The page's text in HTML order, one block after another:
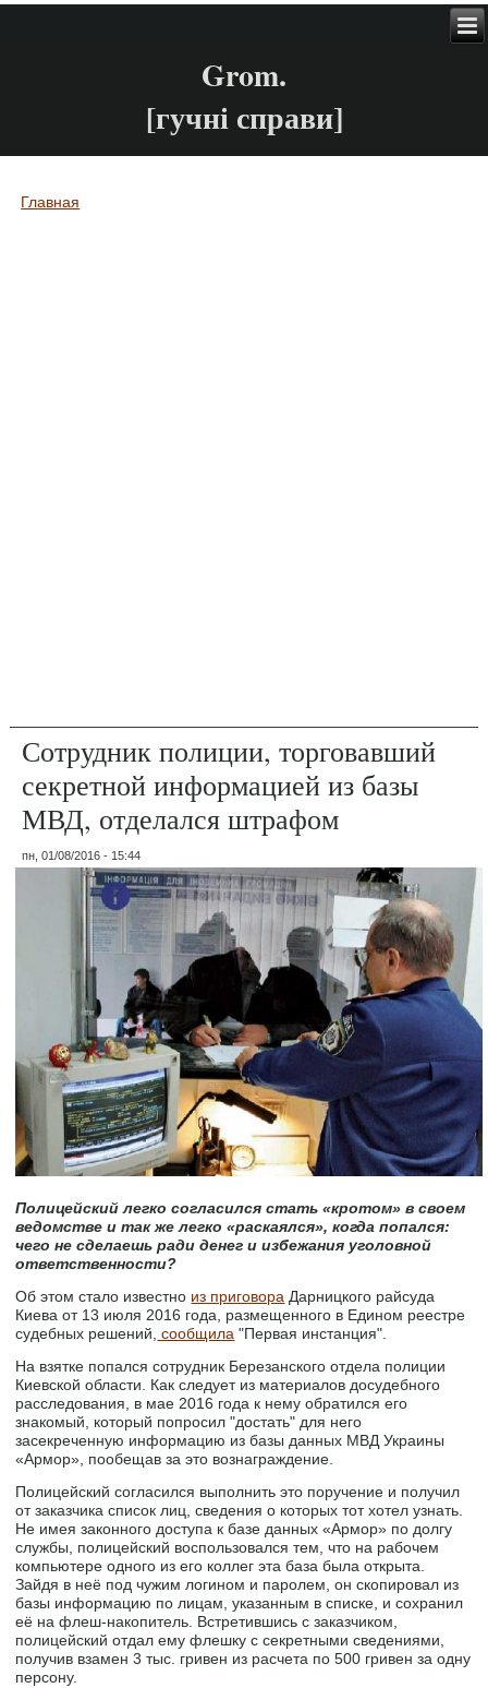
Grom.
[гучні справи]
Вы здесь
Главная
Сотрудник полиции, торговавший
секретной информацией из базы
МВД, отделался штрафом
пн, 01/08/2016 - 15:44
Полицейский легко согласился стать «кротом» в своем
ведомстве и так же легко «раскаялся», когда попался:
чего не сделаешь ради денег и избежания уголовной
ответственности?
Об этом стало известно из приговора Дарницкого райсуда
Киева от 13 июля 2016 года, размещенного в Едином реестре
судебных решений, сообщила "Первая инстанция".
На взятке попался сотрудник Березанского отдела полиции
Киевской области. Как следует из материалов досудебного
расследования, в мае 2016 года к нему обратился его
знакомый, который попросил "достать" для него
засекреченную информацию из базы данных МВД Украины
«Армор», пообещав за это вознаграждение.
Полицейский согласился выполнить это поручение и получил
от заказчика список лиц, сведения о которых тот хотел узнать.
Не имея законного доступа к базе данных «Армор» по долгу
службы, полицейский воспользовался тем, что на рабочем
компьютере одного из его коллег эта база была открыта.
Зайдя в неё под чужим логином и паролем, он скопировал из
базы информацию по лицам, указанным в списке, и сохранил
её на флеш-накопитель. Встретившись с заказчиком,
полицейский отдал ему флешку с секретными сведениями,
получив взамен 3 тыс. гривен из расчета по 500 гривен за одну
персону.